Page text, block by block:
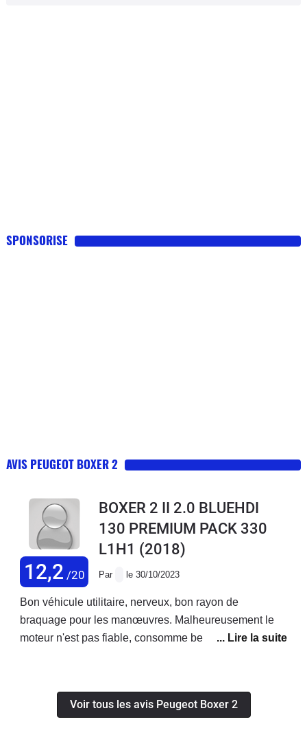
SPONSORISE
AVIS PEUGEOT BOXER 2
12,2 /20
BOXER 2 II 2.0 BLUEHDI
130 PREMIUM PACK 330
L1H1 (2018)
Par le 30/10/2023
Bon véhicule utilitaire, nerveux, bon rayon de
braquage pour les manœuvres. Malheureusement le
moteur n'est pas fiable, consomme beaucoup trop
Voir tous les avis Peugeot Boxer 2